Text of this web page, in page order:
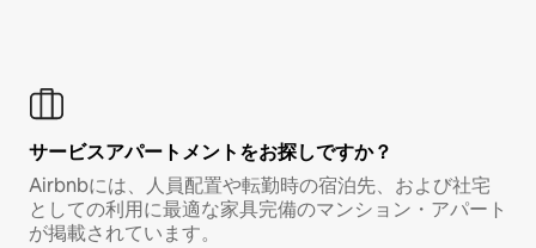
サービスアパートメントをお探しですか？
Airbnbには、人員配置や転勤時の宿泊先、および社宅
としての利用に最適な家具完備のマンション・アパート
が掲載されています。